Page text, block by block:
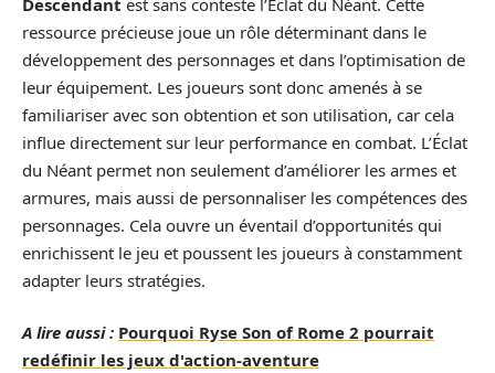
ressource précieuse joue un rôle déterminant dans le
développement des personnages et dans l’optimisation de
leur équipement. Les joueurs sont donc amenés à se
familiariser avec son obtention et son utilisation, car cela
influe directement sur leur performance en combat. L’Éclat
du Néant permet non seulement d’améliorer les armes et
armures, mais aussi de personnaliser les compétences des
personnages. Cela ouvre un éventail d’opportunités qui
enrichissent le jeu et poussent les joueurs à constamment
adapter leurs stratégies.
A lire aussi : Pourquoi Ryse Son of Rome 2 pourrait
redéfinir les jeux d'action-aventure